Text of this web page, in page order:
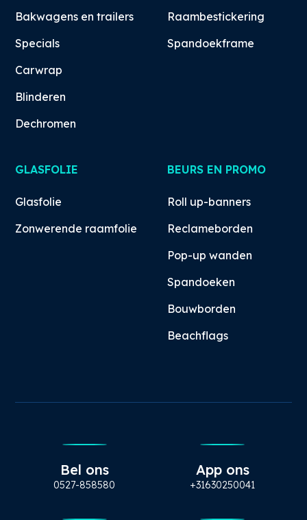
Bakwagens en trailers
Specials
Carwrap
Blinderen
Dechromen
Raambestickering
Spandoekframe
GLASFOLIE
Glasfolie
Zonwerende raamfolie
BEURS EN PROMO
Roll up-banners
Reclameborden
Pop-up wanden
Spandoeken
Bouwborden
Beachflags
Bel ons
0527-858580
App ons
+31630250041